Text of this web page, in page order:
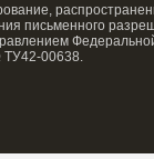
письменного
00638.